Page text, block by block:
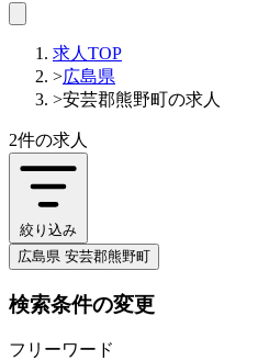
求人TOP
>広島県
>安芸郡熊野町の求人
2件の求人
絞り込み
広島県 安芸郡熊野町
検索条件の変更
フリーワード